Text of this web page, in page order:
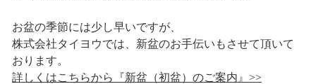
お盆の季節には少し早いですが、
株式会社タイヨウでは、新盆のお手伝いもさせて頂いて
おります。
詳しくはこちらから『新盆（初盆）のご案内』>>